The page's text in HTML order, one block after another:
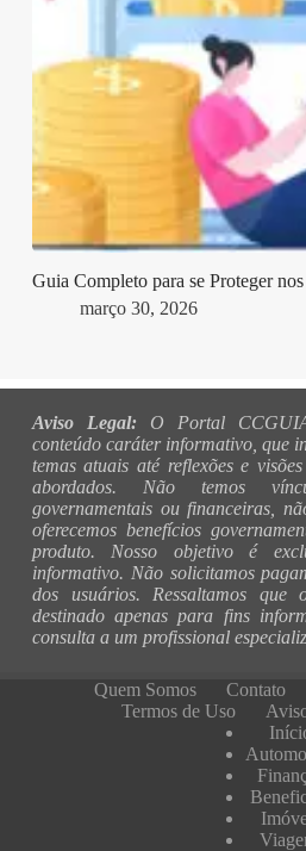
Guia Completo para se Proteger
março 30, 2026
Aviso Legal: O Portal
conteúdo caráter informativo, que
temas atuais até reflexões e
abordados. Não temos
governamentais ou financeiras,
oferecemos benefícios
produto. Nosso objetivo é
informativo. Não solicitamos
dos usuários. Ressaltamos
destinado apenas para fins
consulta a um profissional
Quem Somos Contato
Termos de Uso